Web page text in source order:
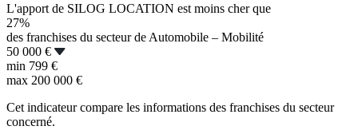
L'apport de SILOG LOCATION est moins cher que
27%
des franchises du secteur de Automobile – Mobilité
50 000 €
min 799 €
max 200 000 €
Cet indicateur compare les informations des franchises du secteur
concerné.